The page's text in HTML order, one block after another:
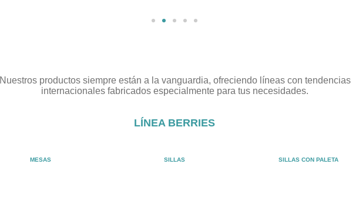
Nuestros productos siempre están a la vanguardia, ofreciendo líneas con tendencias
internacionales fabricados especialmente para tus necesidades.
LÍNEA BERRIES
MESAS SILLAS SILLAS CON PALETA